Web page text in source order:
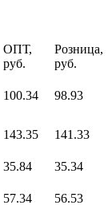
ОПТ,
руб.
Розница,
руб.
100.34 98.93
143.35
141.33
35.84
35.34
57.34
56.53